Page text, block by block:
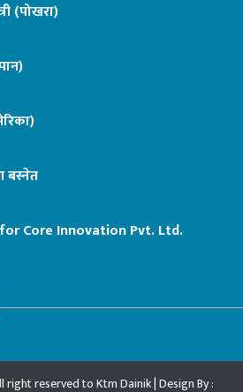
(पोखरा)
बस्नेत
Core Innovation Pvt. Ltd.
reserved to Ktm Dainik | Design By :